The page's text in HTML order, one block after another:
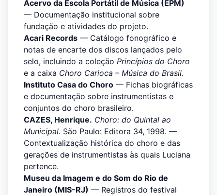
Acervo da Escola Portátil de Música (EPM)
— Documentação institucional sobre
fundação e atividades do projeto.
Acari Records — Catálogo fonográfico e
notas de encarte dos discos lançados pelo
selo, incluindo a coleção Princípios do Choro
e a caixa Choro Carioca – Música do Brasil.
Instituto Casa do Choro — Fichas biográficas
e documentação sobre instrumentistas e
conjuntos do choro brasileiro.
CAZES, Henrique. Choro: do Quintal ao
Municipal. São Paulo: Editora 34, 1998. —
Contextualização histórica do choro e das
gerações de instrumentistas às quais Luciana
pertence.
Museu da Imagem e do Som do Rio de
Janeiro (MIS-RJ) — Registros do festival